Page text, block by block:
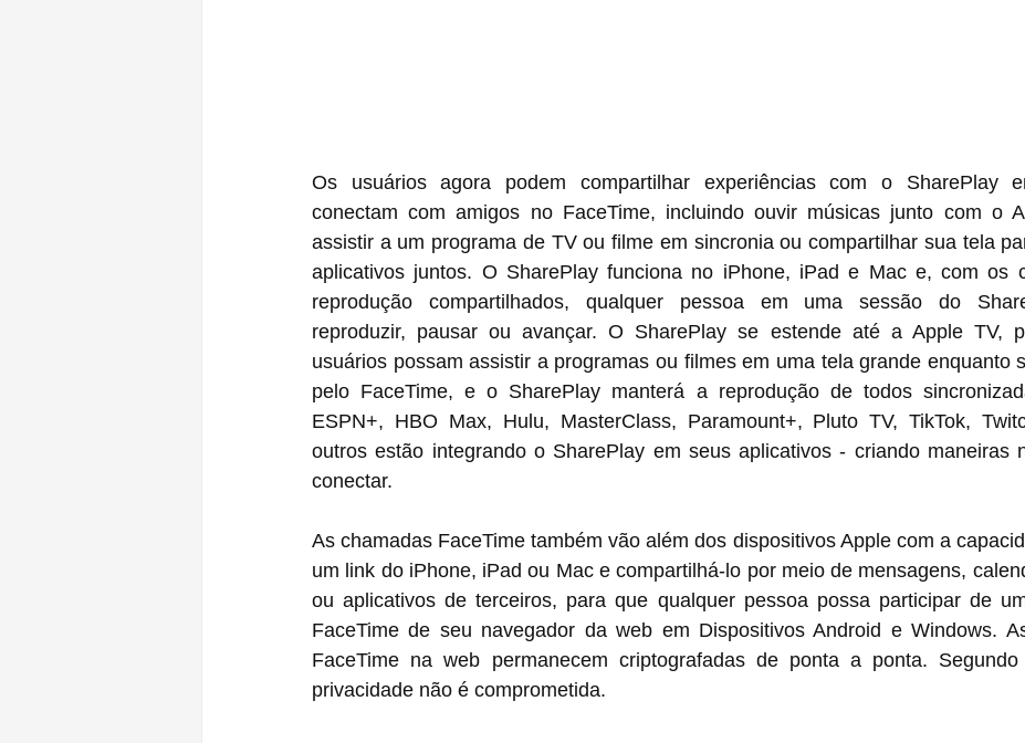
Os usuários agora podem compartilhar experiências com o SharePlay
conectam com amigos no FaceTime, incluindo ouvir músicas junto com o
assistir a um programa de TV ou filme em sincronia ou compartilhar sua tela
aplicativos juntos. O SharePlay funciona no iPhone, iPad e Mac e, com os
reprodução compartilhados, qualquer pessoa em uma sessão do
reproduzir, pausar ou avançar. O SharePlay se estende até a Apple TV,
usuários possam assistir a programas ou filmes em uma tela grande enquanto
pelo FaceTime, e o SharePlay manterá a reprodução de todos
ESPN+, HBO Max, Hulu, MasterClass, Paramount+, Pluto TV, TikTok,
outros estão integrando o SharePlay em seus aplicativos - criando maneiras
conectar.
As chamadas FaceTime também vão além dos dispositivos Apple com a
um link do iPhone, iPad ou Mac e compartilhá-lo por meio de mensagens,
ou aplicativos de terceiros, para que qualquer pessoa possa participar de
FaceTime de seu navegador da web em Dispositivos Android e Windows.
FaceTime na web permanecem criptografadas de ponta a ponta.
privacidade não é comprometida.